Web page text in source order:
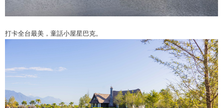
打卡全台最美，童話小屋星巴克。